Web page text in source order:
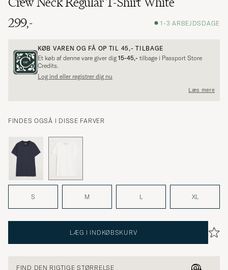
299,-
1-3 ARBEJDSDAGE
KØB VAREN OG FÅ OP TIL 45,- TILBAGE
Et køb af denne vare giver dig 15-45,- tilbage i Passport Store
Credits.
Log ind eller registrer dig nu
Læs mere
FINDES OGSÅ I DISSE FARVER
S M L XL
LÆG I INDKØBSKURV
FIND DEN RIGTIGE STØRRELSE